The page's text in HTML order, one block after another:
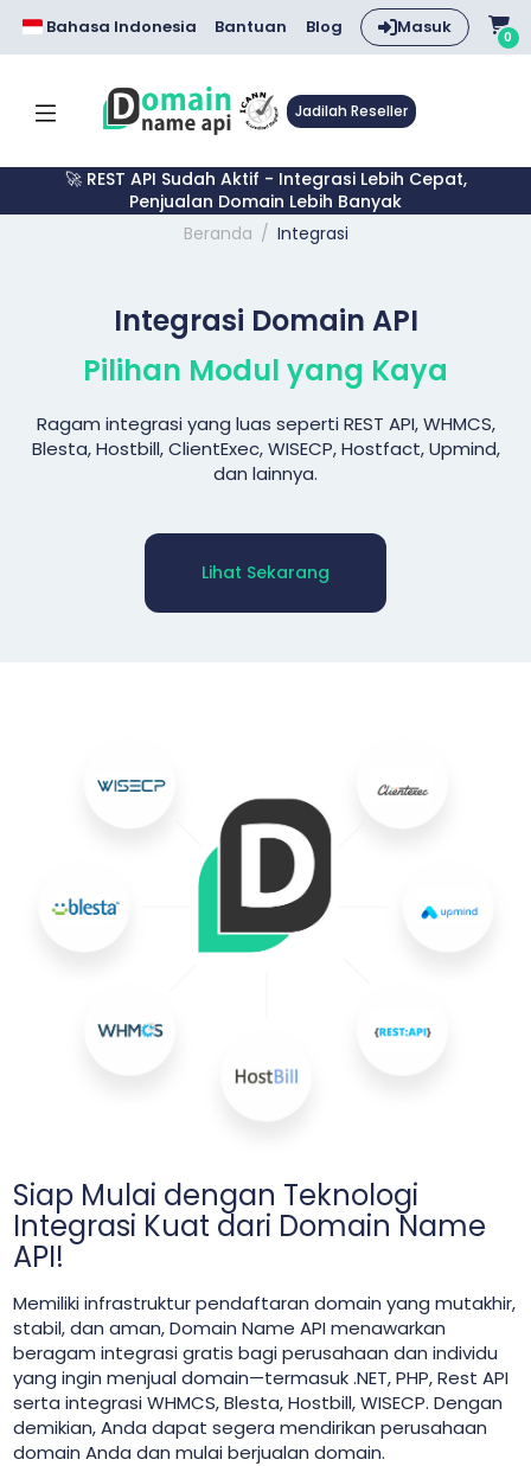
Bahasa Indonesia Bantuan Blog Masuk 0
Jadilah Reseller
🚀 REST API Sudah Aktif - Integrasi Lebih Cepat,
Penjualan Domain Lebih Banyak
Beranda
Integrasi
Integrasi Domain API
Pilihan Modul yang Kaya
Ragam integrasi yang luas seperti REST API, WHMCS,
Blesta, Hostbill, ClientExec, WISECP, Hostfact, Upmind,
dan lainnya.
Lihat Sekarang
Siap Mulai dengan Teknologi
Integrasi Kuat dari Domain Name
API!
Memiliki infrastruktur pendaftaran domain yang mutakhir,
stabil, dan aman, Domain Name API menawarkan
beragam integrasi gratis bagi perusahaan dan individu
yang ingin menjual domain—termasuk ‎.NET, PHP, Rest API
serta integrasi WHMCS, Blesta, Hostbill, WISECP. Dengan
demikian, Anda dapat segera mendirikan perusahaan
domain Anda dan mulai berjualan domain.